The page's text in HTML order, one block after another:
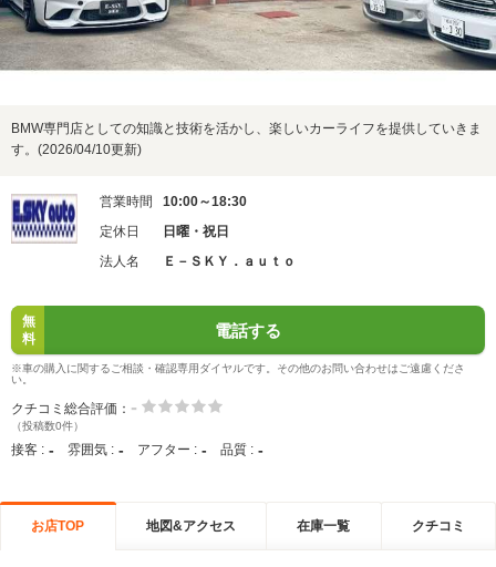
BMW専門店としての知識と技術を活かし、楽しいカーライフを提供していきま
す。(2026/04/10更新)
営業時間
10:00～18:30
定休日
日曜・祝日
法人名
Ｅ－ＳＫＹ．ａｕｔｏ
無
料
電話する
※車の購入に関するご相談・確認専用ダイヤルです。その他のお問い合わせはご遠慮くださ
い。
クチコミ総合評価： -
（投稿数0件）
接客 : - 雰囲気 : - アフター : - 品質 : -
お店TOP 地図&アクセス 在庫一覧 クチコミ